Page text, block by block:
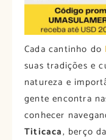
Cada cantinho do
suas tradições e
natureza e
gente encontra
conhecer
Titicaca, berço